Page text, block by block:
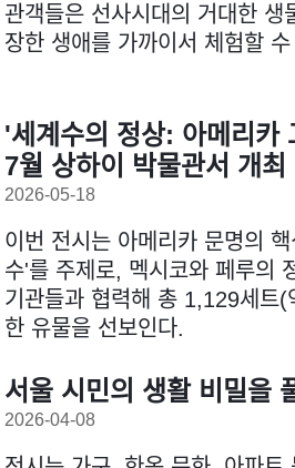
관객들은 선사시대의 거대한 생
장한 생애를 가까이서 체험할
'세계수의 정상: 아메리카
7월 상하이 박물관서 개최
2026-05-18
이번 전시는 아메리카 문명의 핵
수'를 주제로, 멕시코와 페루의
기관들과 협력해 총 1,129세트
한 유물을 선보인다.
서울 시민의 생활 비밀을
2026-04-08